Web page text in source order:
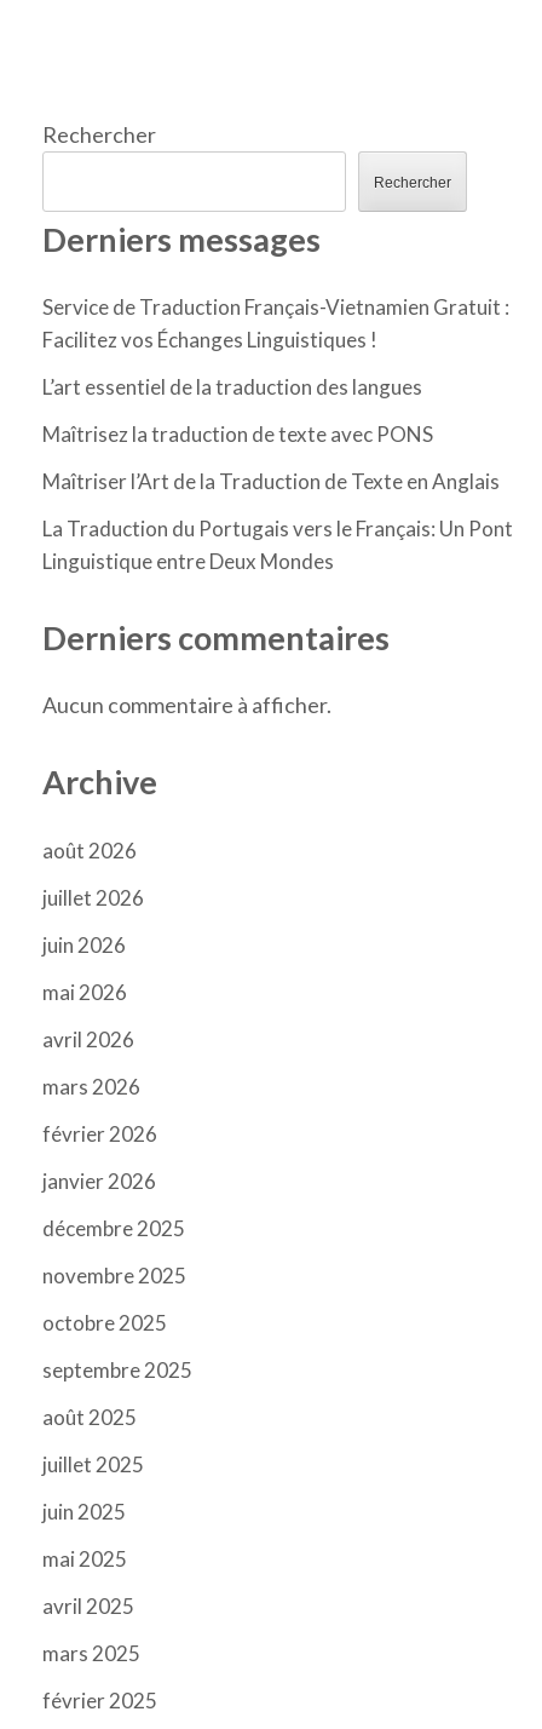
Rechercher
Rechercher
Derniers messages
Service de Traduction Français-Vietnamien Gratuit :
Facilitez vos Échanges Linguistiques !
L’art essentiel de la traduction des langues
Maîtrisez la traduction de texte avec PONS
Maîtriser l’Art de la Traduction de Texte en Anglais
La Traduction du Portugais vers le Français: Un Pont
Linguistique entre Deux Mondes
Derniers commentaires
Aucun commentaire à afficher.
Archive
août 2026
juillet 2026
juin 2026
mai 2026
avril 2026
mars 2026
février 2026
janvier 2026
décembre 2025
novembre 2025
octobre 2025
septembre 2025
août 2025
juillet 2025
juin 2025
mai 2025
avril 2025
mars 2025
février 2025